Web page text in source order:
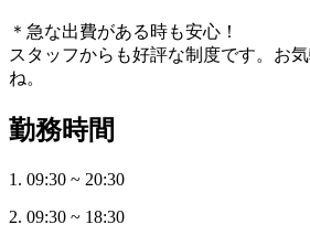
＊急な出費がある時も安心！
スタッフからも好評な制度です。お
ね。
勤務時間
1. 09:30 ~ 20:30
2. 09:30 ~ 18:30